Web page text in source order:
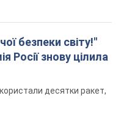
безпеки світу!"
Росії знову цілила
десятки ракет,